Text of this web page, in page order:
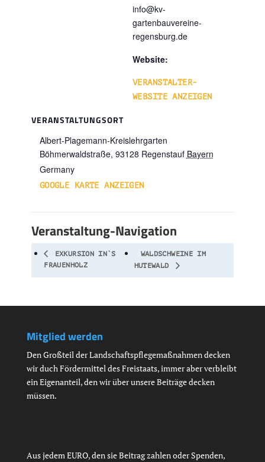
VERANSTALTUNGSORT
Albert-Plagemann-Kreislehrgarten
Böhmerwaldstraße, 93128 Regenstauf Bayern
Germany
GOOGLE KARTE ANZEIGEN
info@kv-
gartenbauvereine-
regensburg.de
Website:
VERANSTALTER-
WEBSITE ANZEIGEN
Veranstaltung-Navigation
EXKURSION IN`S
FRAUENHOLZ
WALDSCHWEINE IM
HUTEWALD
Mitglied werden
Den Großteil der Landschaftspflegemaßnahmen decken
wir duch Fördermittel des Freistaats, immer aber verbleibt
ein Eigenanteil, den wir über unsere Beiträge decken
müssen.
Aus jedem EURO, den sie Beitrag zahlen oder Spenden,